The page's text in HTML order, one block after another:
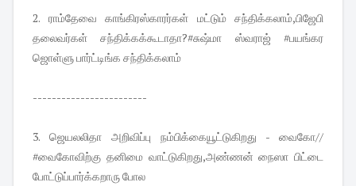
2. ராம்தேவை காங்கிரஸ்காரர்கள் மட்டும் சந்திக்கலாம்,பிஜேபி
தலைவர்கள் சந்திக்கக்கூடாதா?#சுஷ்மா ஸ்வராஜ் #பயங்கர
ஜொள்ளு பார்ட்டிங்க சந்திக்கலாம்
------------------------
3. ஜெயலலிதா அறிவிப்பு நம்பிக்கையூட்டுகிறது - வைகோ//
#வைகோவிற்கு தனிமை வாட்டுகிறது,அண்ணன் நைஸா பிட்டை
போட்டுப்பார்க்கறாரு போல